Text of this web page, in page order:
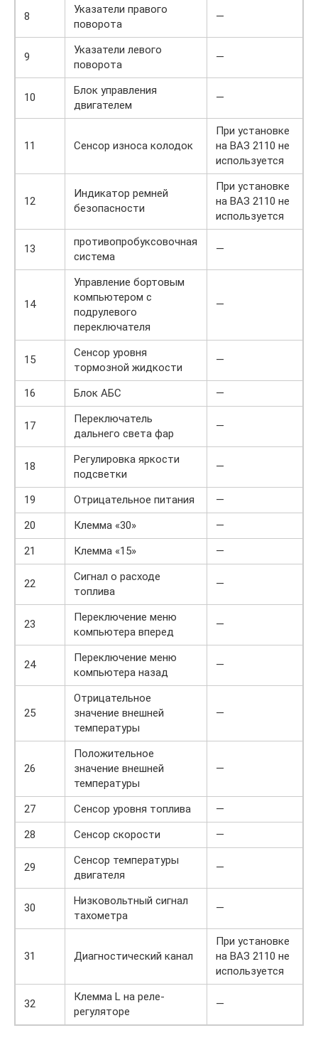
8
Указатели правого
поворота
—
9
Указатели левого
поворота
—
10
Блок управления
двигателем
—
11 Сенсор износа колодок
При установке
на ВАЗ 2110 не
используется
12
Индикатор ремней
безопасности
При установке
на ВАЗ 2110 не
используется
13
противопробуксовочная
система
—
14
Управление бортовым
компьютером с
подрулевого
переключателя
—
15
Сенсор уровня
тормозной жидкости
—
16 Блок АБС —
17
Переключатель
дальнего света фар
—
18
Регулировка яркости
подсветки
—
19 Отрицательное питания
—
20
Клемма «30»
—
21
Клемма «15» —
22
Сигнал о расходе
топлива
—
23
Переключение меню
компьютера вперед
—
24
Переключение меню
компьютера назад
—
25
Отрицательное
значение внешней
температуры
—
26
Положительное
значение внешней
температуры
—
27 Сенсор уровня топлива
—
28
Сенсор скорости —
29
Сенсор температуры
двигателя
—
30
Низковольтный сигнал
тахометра
—
31 Диагностический канал
При установке
на ВАЗ 2110 не
используется
32
Клемма L на реле-
регуляторе
—